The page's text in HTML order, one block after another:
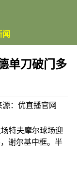
闻
单刀破门多
：优直播官网
特夫摩尔球场迎
谢尔基中框。半